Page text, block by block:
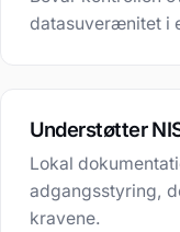
datasuverænitet i
Understøtter
Lokal
adgangsstyring,
kravene.